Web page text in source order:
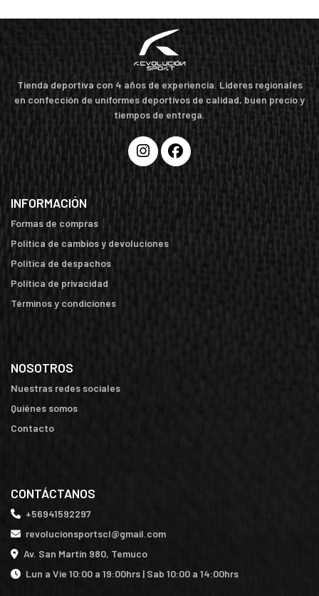
Tienda deportiva con 4 años de experiencia. Líderes regionales
en confección de uniformes deportivos de calidad, buen precio y
tiempos de entrega.
INFORMACIÓN
Formas de compras
Política de cambios y devoluciones
Política de despachos
Política de privacidad
Términos y condiciones
NOSOTROS
Nuestras redes sociales
Quiénes somos
Contacto
CONTÁCTANOS
+56941592297
revolucionsportscl@gmail.com
Av. San Martín 980, Temuco
Lun a Vie 10:00 a 19:00hrs | Sab 10:00 a 14:00hrs